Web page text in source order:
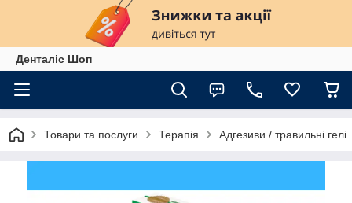
Денталіс Шоп
Товари та послуги Терапія Адгезиви / травильні гелі